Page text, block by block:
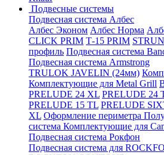
Подвесные системы
Подвесная система Албес
Албес Эконом Албес Норма
CLICK PRIM Т-15 PRIM
профиль Подвесная система
Подвесная система Armstrong
TRULOK JAVELIN (24мм)
Комплектующие для Metal Grill
PRELUDE 24 XL PRELUDE 24
PRELUDE 15 TL PRELUDE
XL Оформление периметра
система Комплектующие для
Подвесная система Рокфон
Подвесная система для